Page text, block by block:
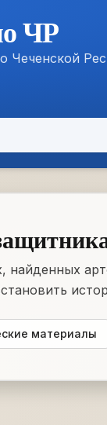
ЧР
Чеченской
материалы